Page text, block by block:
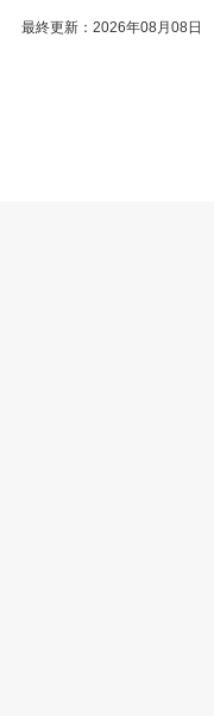
最終更新：2026年08月08日